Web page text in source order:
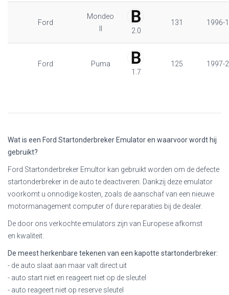
Ford
Mondeo
2.0
131 1996-
Ford
Puma
1.7
125 1997-
Wat is een Ford Startonderbreker Emulator en waarvoor wordt hij
gebruikt?
Ford Startonderbreker Emultor kan gebruikt worden om de defecte
startonderbreker in de auto te deactiveren. Dankzij deze emulator
voorkomt u onnodige kosten, zoals de aanschaf van een nieuwe
motormanagement computer of dure reparaties bij de dealer.
De door ons verkochte emulators zijn van Europese afkomst
en kwaliteit.
De meest herkenbare tekenen van een kapotte startonderbreker:
- de auto slaat aan maar valt direct uit
- auto start niet en reageert niet op de sleutel
- auto reageert niet op reserve sleutel